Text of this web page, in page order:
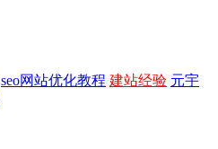
seo网站优化教程 建站经验 元宇